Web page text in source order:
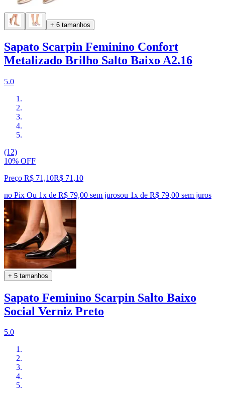
+ 6 tamanhos
Sapato Scarpin Feminino Confort
Metalizado Brilho Salto Baixo A2.16
5.0
(12)
10% OFF
Preço R$ 71,10R$ 71 ,10
no Pix Ou 1x de R$ 79,00 sem jurosou 1x de R$ 79,00 sem juros
+ 5 tamanhos
Sapato Feminino Scarpin Salto Baixo
Social Verniz Preto
5.0